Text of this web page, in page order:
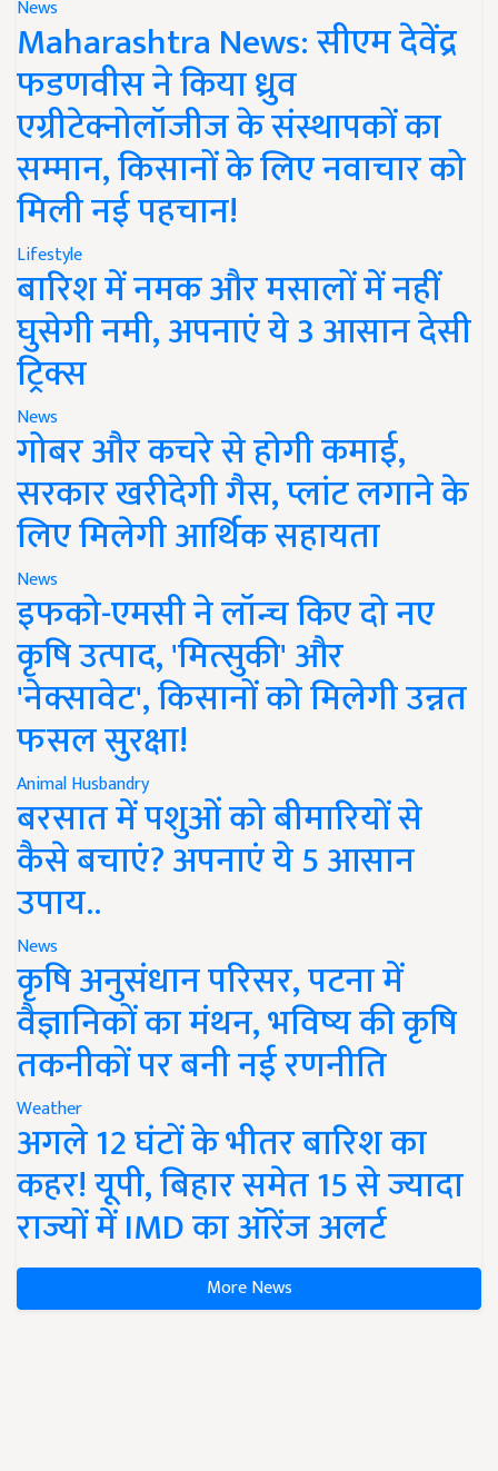
News
Maharashtra News: सीएम देवेंद्र
फडणवीस ने किया ध्रुव
एग्रीटेक्नोलॉजीज के संस्थापकों का
सम्मान, किसानों के लिए नवाचार को
मिली नई पहचान!
Lifestyle
बारिश में नमक और मसालों में नहीं
घुसेगी नमी, अपनाएं ये 3 आसान देसी
ट्रिक्स
News
गोबर और कचरे से होगी कमाई,
सरकार खरीदेगी गैस, प्लांट लगाने के
लिए मिलेगी आर्थिक सहायता
News
इफको-एमसी ने लॉन्च किए दो नए
कृषि उत्पाद, 'मित्सुकी' और
'नेक्सावेट', किसानों को मिलेगी उन्नत
फसल सुरक्षा!
Animal Husbandry
बरसात में पशुओं को बीमारियों से
कैसे बचाएं? अपनाएं ये 5 आसान
उपाय..
News
कृषि अनुसंधान परिसर, पटना में
वैज्ञानिकों का मंथन, भविष्य की कृषि
तकनीकों पर बनी नई रणनीति
Weather
अगले 12 घंटों के भीतर बारिश का
कहर! यूपी, बिहार समेत 15 से ज्यादा
राज्यों में IMD का ऑरेंज अलर्ट
More News